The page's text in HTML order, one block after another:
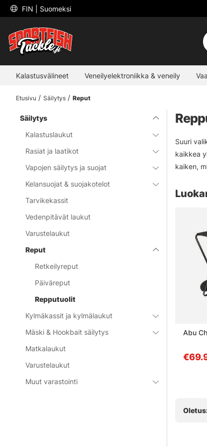
FIN | Suomeksi
Kalastusvälineet Veneilyelektroniikka & veneily
Etusivu Säilytys Reput
Säilytys
Kalastuslaukut
Rasiat ja laatikot
Vapojen säilytys ja suojat
Kelansuojat & suojakotelot
Tarvikekassit
Vedenpitävät laukut
Varustelaukut
Reput
Retkeilyreput
Päiväreput
Repputuolit
Kylmäkassit ja kylmälaukut
Mäski & Hookbait säilytys
Matkalaukut
Varustelaukut
Muut varastointi
Suuri
kaikkea
kaiken,
Fladen Backpack with Chair
Abu